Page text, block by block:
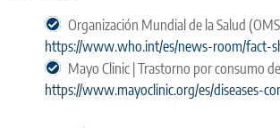
Organización Mundial de la Salud
https://www.who.int/es/news-room/fact-
Mayo Clinic | Trastorno por consumo
https://www.mayoclinic.org/es/diseases-